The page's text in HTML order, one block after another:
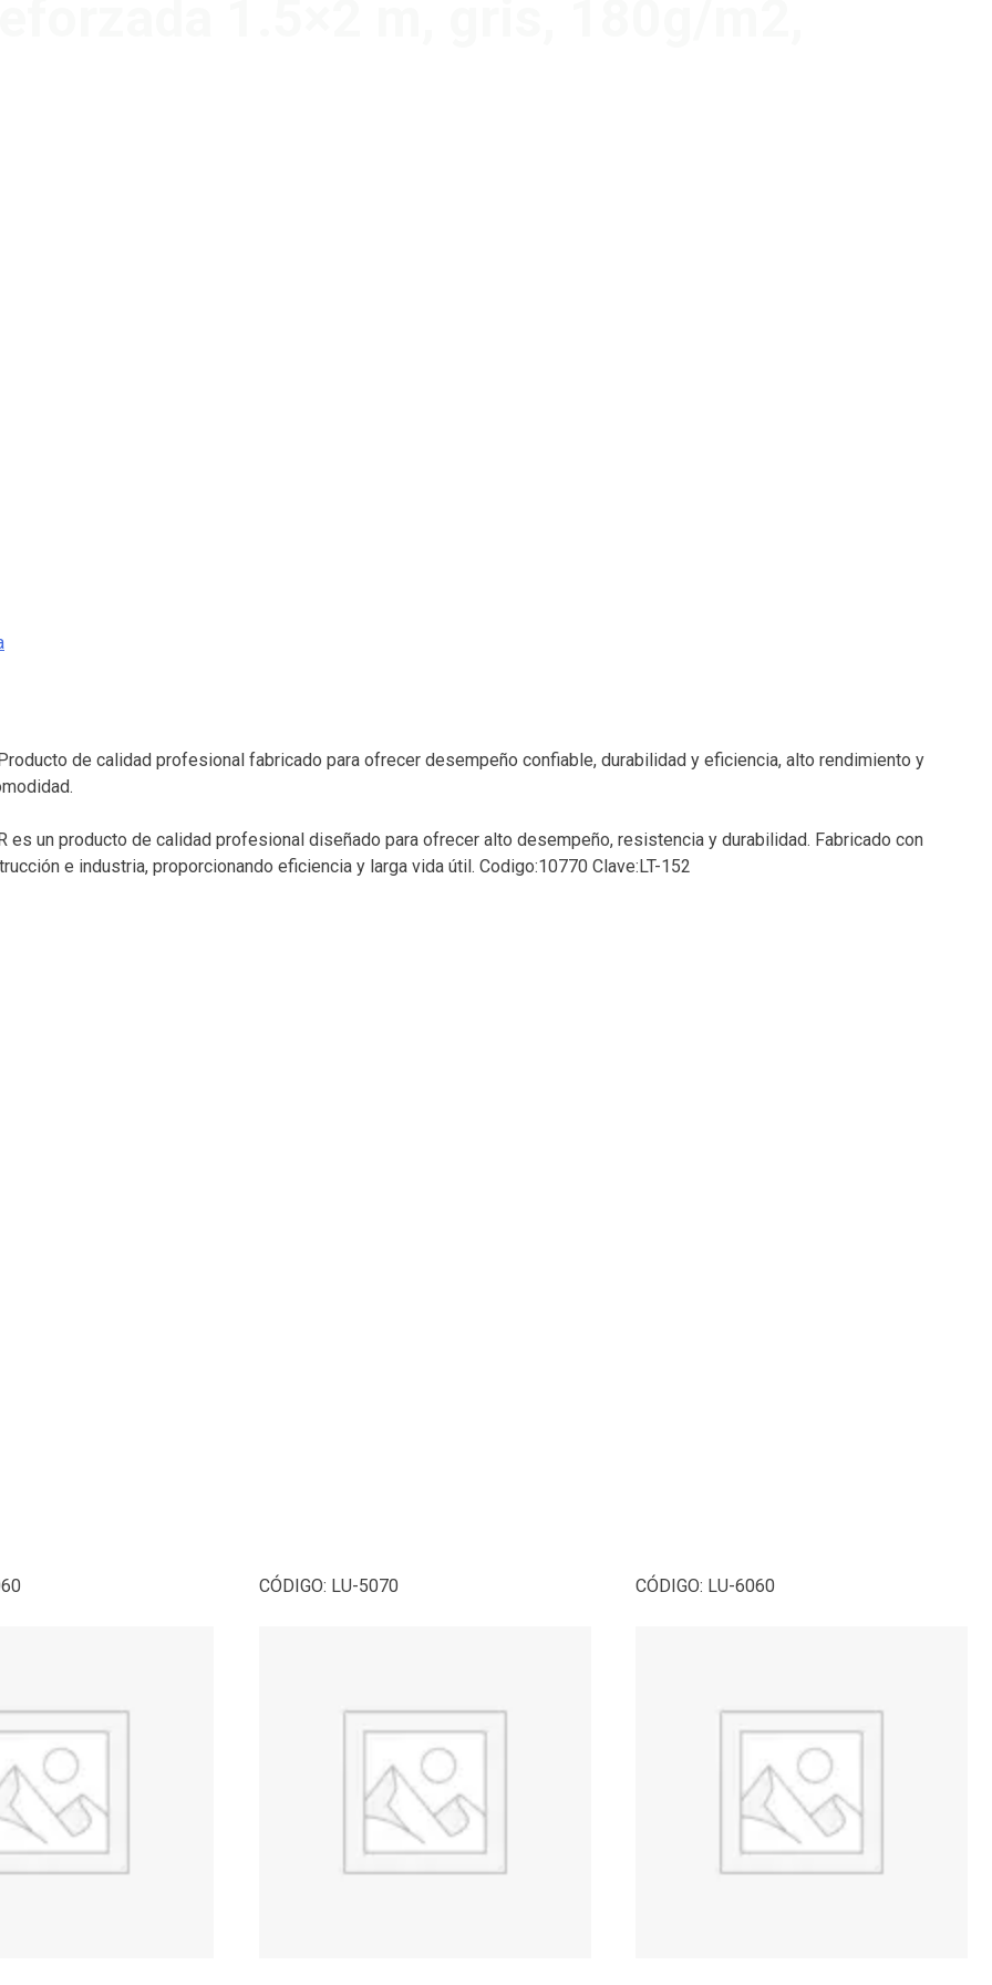
de calidad profesional fabricado para ofrecer desempeño confiable, durabilidad y eficiencia, alto rendimiento y
es un producto de calidad profesional diseñado para ofrecer alto desempeño, resistencia y durabilidad. Fabricado con
e industria, proporcionando eficiencia y larga vida útil. Codigo:10770 Clave:LT-152
CÓDIGO: LU-5070 CÓDIGO: LU-6060